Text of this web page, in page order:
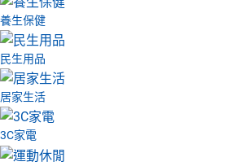
養生保健
民生用品
居家生活
3C家電